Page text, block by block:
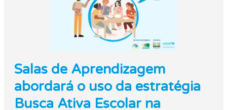
Salas de Aprendizagem
abordará o uso da estratégia
Busca Ativa Escolar na